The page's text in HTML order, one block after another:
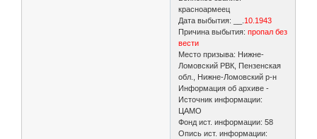
красноармеец
Дата выбытия: __. 10.1943
Причина выбытия: пропал без
вести
Место призыва: Нижне-
Ломовский РВК, Пензенская
обл., Нижне-Ломовский р-н
Информация об архиве -
Источник информации:
ЦАМО
Фонд ист. информации: 58
Опись ист. информации: